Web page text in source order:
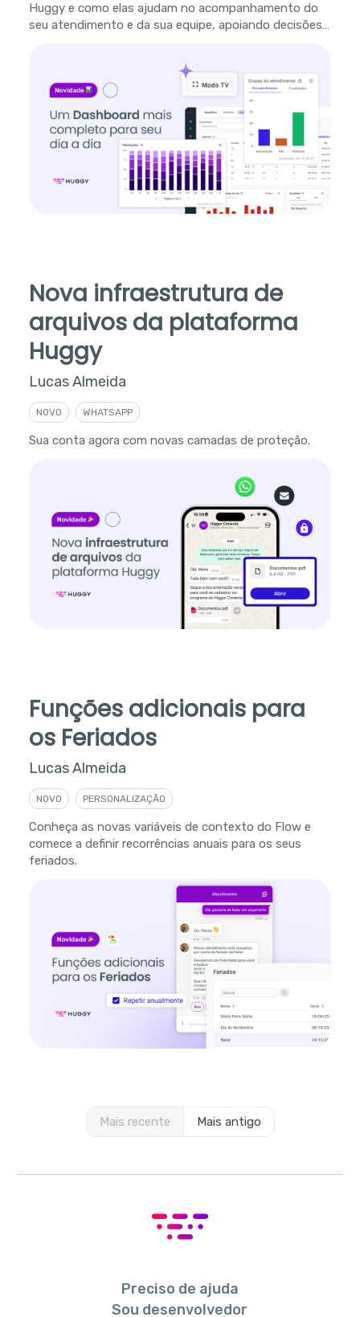
Huggy e como elas ajudam no acompanhamento do
seu atendimento e da sua equipe, apoiando decisões
Nova infraestrutura de
arquivos da plataforma
Huggy
Lucas Almeida
NOVO WHATSAPP
Sua conta agora com novas camadas de proteção.
Funções adicionais para
os Feriados
Lucas Almeida
NOVO PERSONALIZAÇÃO
Conheça as novas variáveis de contexto do Flow e
comece a definir recorrências anuais para os seus
feriados.
Mais recente Mais antigo
Preciso de ajuda
Sou desenvolvedor